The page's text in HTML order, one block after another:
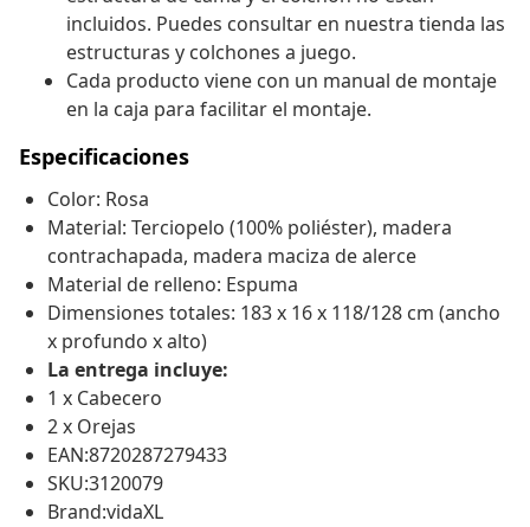
incluidos. Puedes consultar en nuestra tienda las
estructuras y colchones a juego.
Cada producto viene con un manual de montaje
en la caja para facilitar el montaje.
Especificaciones
Color: Rosa
Material: Terciopelo (100% poliéster), madera
contrachapada, madera maciza de alerce
Material de relleno: Espuma
Dimensiones totales: 183 x 16 x 118/128 cm (ancho
x profundo x alto)
La entrega incluye:
1 x Cabecero
2 x Orejas
EAN:8720287279433
SKU:3120079
Brand:vidaXL